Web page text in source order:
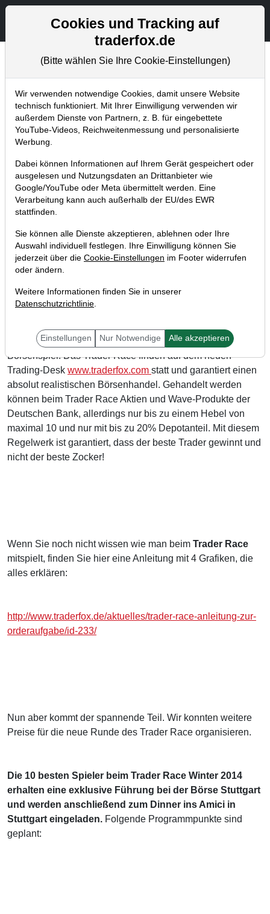
Aktien- und Artikelsuche
Aktuelles
Home Blog Aktuelles
Trader Race - zusätzliche
Preise - live im Börsensaal
12.01.2014 um 19:41 Uhr | TraderFox GmbH
Letzte Woche startete die neue Runde zum Trader Race
Börsenspiel. Das Trader Race finden auf dem neuen
Trading-Desk www.traderfox.com statt und garantiert einen
absolut realistischen Börsenhandel. Gehandelt werden
können beim Trader Race Aktien und Wave-Produkte der
Deutschen Bank, allerdings nur bis zu einem Hebel von
maximal 10 und nur mit bis zu 20% Depotanteil. Mit diesem
Regelwerk ist garantiert, dass der beste Trader gewinnt und
nicht der beste Zocker!
Wenn Sie noch nicht wissen wie man beim Trader Race
mitspielt, finden Sie hier eine Anleitung mit 4 Grafiken, die
alles erklären:
http://www.traderfox.de/aktuelles/trader-race-anleitung-zur-
orderaufgabe/id-233/
Nun aber kommt der spannende Teil. Wir konnten weitere
Preise für die neue Runde des Trader Race organisieren.
Die 10 besten Spieler beim Trader Race Winter 2014
erhalten eine exklusive Führung bei der Börse Stuttgart
und werden anschließend zum Dinner ins Amici in
Stuttgart eingeladen. Folgende Programmpunkte sind
geplant:
Cookies und Tracking auf
traderfox.de
(Bitte wählen Sie Ihre Cookie-Einstellungen)
Wir verwenden notwendige Cookies, damit unsere Website
technisch funktioniert. Mit Ihrer Einwilligung verwenden wir
außerdem Dienste von Partnern, z. B. für eingebettete
YouTube-Videos, Reichweitenmessung und personalisierte
Werbung.
Dabei können Informationen auf Ihrem Gerät gespeichert oder
ausgelesen und Nutzungsdaten an Drittanbieter wie
Google/YouTube oder Meta übermittelt werden. Eine
Verarbeitung kann auch außerhalb der EU/des EWR
stattfinden.
Sie können alle Dienste akzeptieren, ablehnen oder Ihre
Auswahl individuell festlegen. Ihre Einwilligung können Sie
jederzeit über die Cookie-Einstellungen im Footer widerrufen
oder ändern.
Weitere Informationen finden Sie in unserer
Datenschutzrichtlinie.
Einstellungen Nur Notwendige Alle akzeptieren